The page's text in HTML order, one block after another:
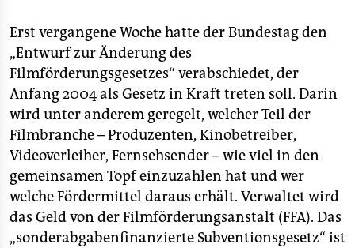
wahrheit
verlag
verlag
veranstaltungen
shop
fragen & hilfe
unterstützen
Erst vergangene Woche hatte der Bundestag den
„Entwurf zur Änderung des
Filmförderungsgesetzes“ verabschiedet, der
Anfang 2004 als Gesetz in Kraft treten soll. Darin
wird unter anderem geregelt, welcher Teil der
Filmbranche – Produzenten, Kinobetreiber,
Videoverleiher, Fernsehsender – wie viel in den
gemeinsamen Topf einzuzahlen hat und wer
welche Fördermittel daraus erhält. Verwaltet wird
das Geld von der Filmförderungsanstalt (FFA). Das
„sonderabgabenfinanzierte Subventionsgesetz“ ist